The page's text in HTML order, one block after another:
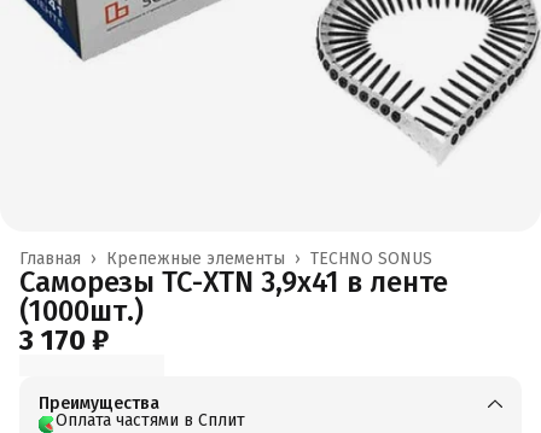
TECHNO SONUS
Крепежные элементы ›
Главная ›
Саморезы ТС-XTN 3,9x41 в ленте
(1000шт.)
3 170 ₽
Преимущества
Оплата частями в Сплит